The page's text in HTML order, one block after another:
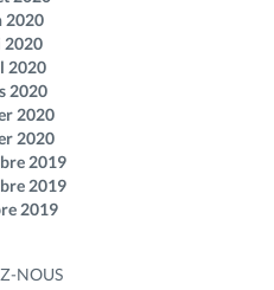
2020
2020
2020
2020
2020
2020
2019
2019
2019
NOUS